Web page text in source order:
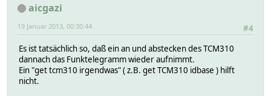
aicgazi
#4
19 Januar 2013, 00:30:44
Es ist tatsächlich so, daß ein an und abstecken des TCM310
dannach das Funktelegramm wieder aufnimmt.
Ein "get tcm310 irgendwas" ( z.B. get TCM310 idbase ) hilft
nicht.